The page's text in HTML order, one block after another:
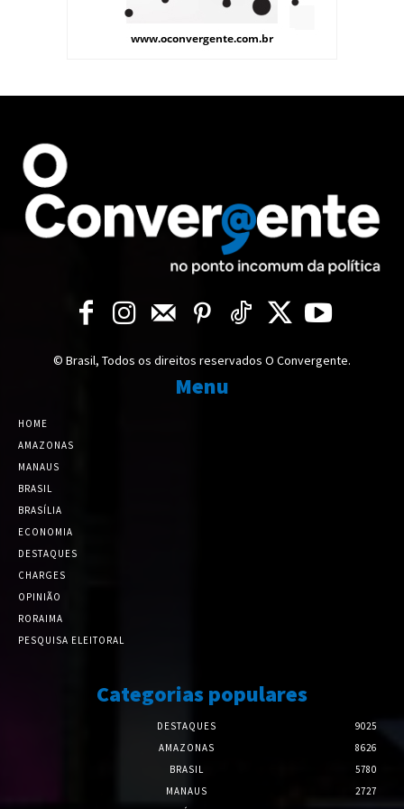
© Brasil, Todos os direitos reservados O Convergente.
Menu
HOME
AMAZONAS
MANAUS
BRASIL
BRASÍLIA
ECONOMIA
DESTAQUES
CHARGES
OPINIÃO
RORAIMA
PESQUISA ELEITORAL
Categorias populares
DESTAQUES
9025
AMAZONAS
8626
BRASIL
5780
MANAUS
2727